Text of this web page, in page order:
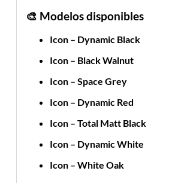
🎨 Modelos disponibles
Icon – Dynamic Black
Icon – Black Walnut
Icon – Space Grey
Icon – Dynamic Red
Icon – Total Matt Black
Icon – Dynamic White
Icon – White Oak